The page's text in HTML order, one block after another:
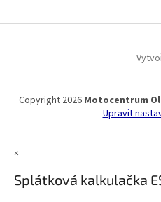
Copyright 2026 Motocentrum
Upravit
×
Splátková kalkulačka